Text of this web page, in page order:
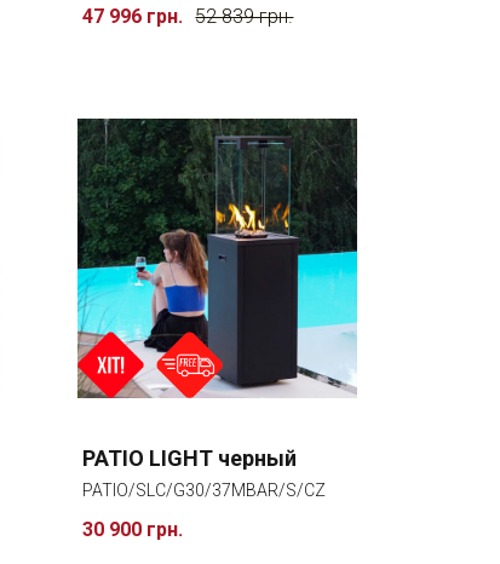
47 996 грн. 52 839 грн.
PATIO LIGHT черный
PATIO/SLC/G30/37MBAR/S/CZ
30 900 грн.